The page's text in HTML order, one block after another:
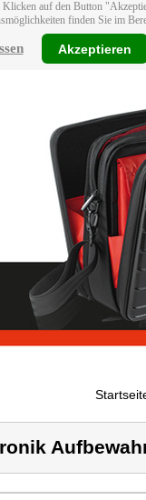
auf den Button
finden Sie im
Akzeptieren